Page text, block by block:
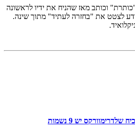
וכותב מאז שהניח את ידיו לראשונה
לצטט את "בחזרה לעתיד" מתוך שינה.